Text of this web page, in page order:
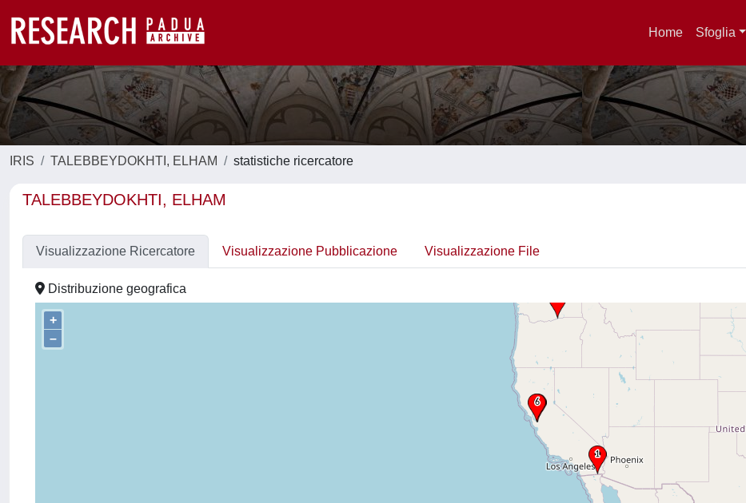
Home Sfoglia
IRIS TALEBBEYDOKHTI, ELHAM statistiche ricercatore
TALEBBEYDOKHTI, ELHAM
Visualizzazione Ricercatore Visualizzazione Pubblicazione Visualizzazione File
Distribuzione geografica
+
–